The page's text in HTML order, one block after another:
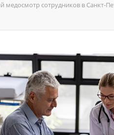
медосмотр сотрудников в Санкт-